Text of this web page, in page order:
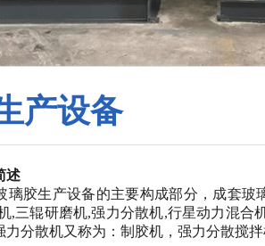
产设备
述
胶生产设备的主要构成部分，成套玻
,三辊研磨机,强力分散机,行星动力混合
力分散机又称为：制胶机，强力分散搅